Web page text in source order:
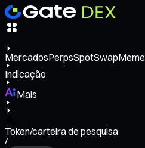
MercadosPerpsSpotSwapMeme
Indicação
Mais
Token/carteira de pesquisa
/